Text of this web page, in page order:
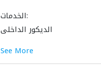
الخدمات:
الديكور الداخلي
See More